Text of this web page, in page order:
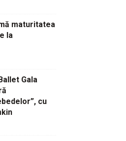
maturitatea
la
Gala
cu